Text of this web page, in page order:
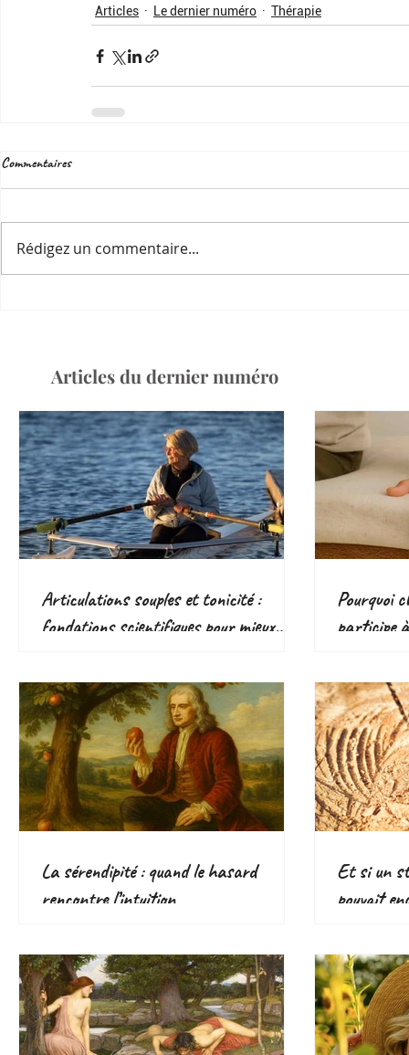
Articles Le dernier numéro Thérapie
Commentaires
Rédigez un commentaire...
Articles du dernier numéro
Articulations souples et tonicité :
fondations scientifiques pour mieux
Pourquoi
participe
écologique
La sérendipité : quand le hasard
rencontre l’intuition
Et si un
pouvait